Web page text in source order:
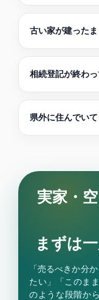
古い家が建った
相続登記が終わ
県外に住んでい
実家・
まずは
「売るべきか分
たい」「このま
のような段階か